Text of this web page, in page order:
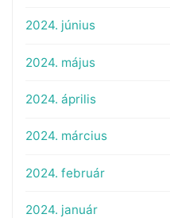
2024. június
2024. május
2024. április
2024. március
2024. február
2024. január